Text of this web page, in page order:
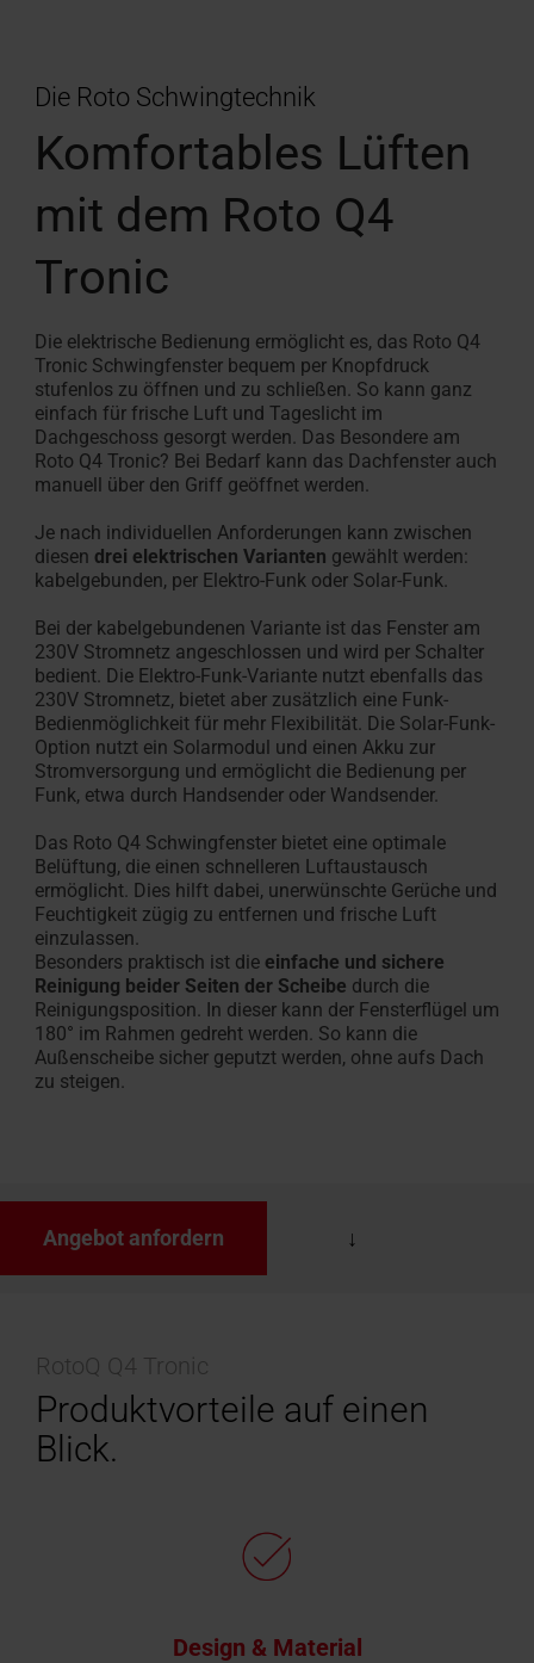
Die Roto Schwingtechnik
Komfortables Lüften
mit dem Roto Q4
Tronic
Die elektrische Bedienung ermöglicht es, das Roto Q4
Tronic Schwingfenster bequem per Knopfdruck
stufenlos zu öffnen und zu schließen. So kann ganz
einfach für frische Luft und Tageslicht im
Dachgeschoss gesorgt werden. Das Besondere am
Roto Q4 Tronic? Bei Bedarf kann das Dachfenster auch
manuell über den Griff geöffnet werden.
Je nach individuellen Anforderungen kann zwischen
diesen drei elektrischen Varianten gewählt werden:
kabelgebunden, per Elektro-Funk oder Solar-Funk.
Bei der kabelgebundenen Variante ist das Fenster am
230V Stromnetz angeschlossen und wird per Schalter
bedient. Die Elektro-Funk-Variante nutzt ebenfalls das
230V Stromnetz, bietet aber zusätzlich eine Funk-
Bedienmöglichkeit für mehr Flexibilität. Die Solar-Funk-
Option nutzt ein Solarmodul und einen Akku zur
Stromversorgung und ermöglicht die Bedienung per
Funk, etwa durch Handsender oder Wandsender.
Das Roto Q4 Schwingfenster bietet eine optimale
Belüftung, die einen schnelleren Luftaustausch
ermöglicht. Dies hilft dabei, unerwünschte Gerüche und
Feuchtigkeit zügig zu entfernen und frische Luft
einzulassen.
Besonders praktisch ist die einfache und sichere
Reinigung beider Seiten der Scheibe durch die
Reinigungsposition. In dieser kann der Fensterflügel um
180° im Rahmen gedreht werden. So kann die
Außenscheibe sicher geputzt werden, ohne aufs Dach
zu steigen.
Angebot anfordern
RotoQ Q4 Tronic
Produktvorteile auf einen
Blick.
Design & Material